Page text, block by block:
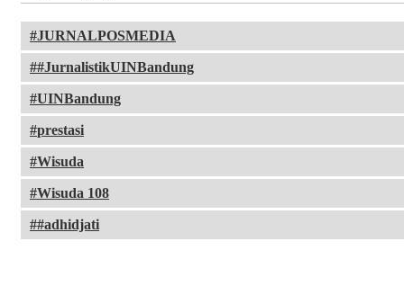
JURNALPOSMEDIA
#JurnalistikUINBandung
UINBandung
prestasi
Wisuda
Wisuda 108
#adhidjati